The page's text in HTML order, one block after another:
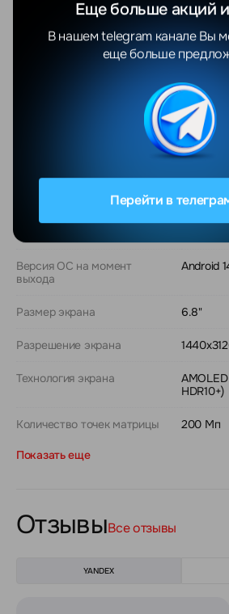
безналичному расчету с НДС.
Состояние устройства новый
Версия ОС на момент
выхода
Android
Размер экрана 6.8"
Разрешение экрана
Технология экрана
HDR10+)
Количество точек матрицы 200 Мп
Показать еще
ОтзывыВсе отзывы
YANDEX
Перейти в
Еще больше акций
В нашем telegram канале Вы
еще больше